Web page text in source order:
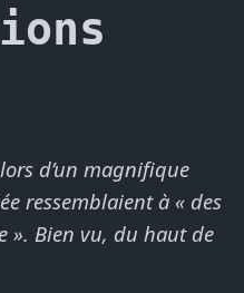
d’un magnifique
ressemblaient à « des
». Bien vu, du haut de